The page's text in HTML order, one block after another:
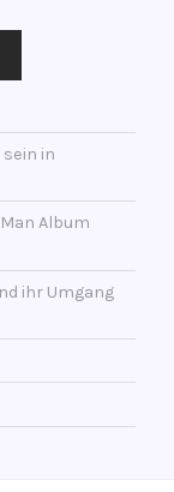
in
Album
ihr Umgang